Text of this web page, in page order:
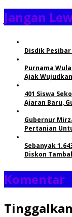
Jangan
Disdik
Purnama
Ajak
401 Siswa
Ajaran Baru,
Gubernur
Pertanian
Sebanyak
Diskon
Komentar